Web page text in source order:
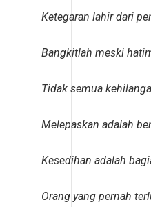
Ketegaran lahir dari
Bangkitlah meski
Tidak semua
Melepaskan adalah
Kesedihan adalah
Orang yang pernah